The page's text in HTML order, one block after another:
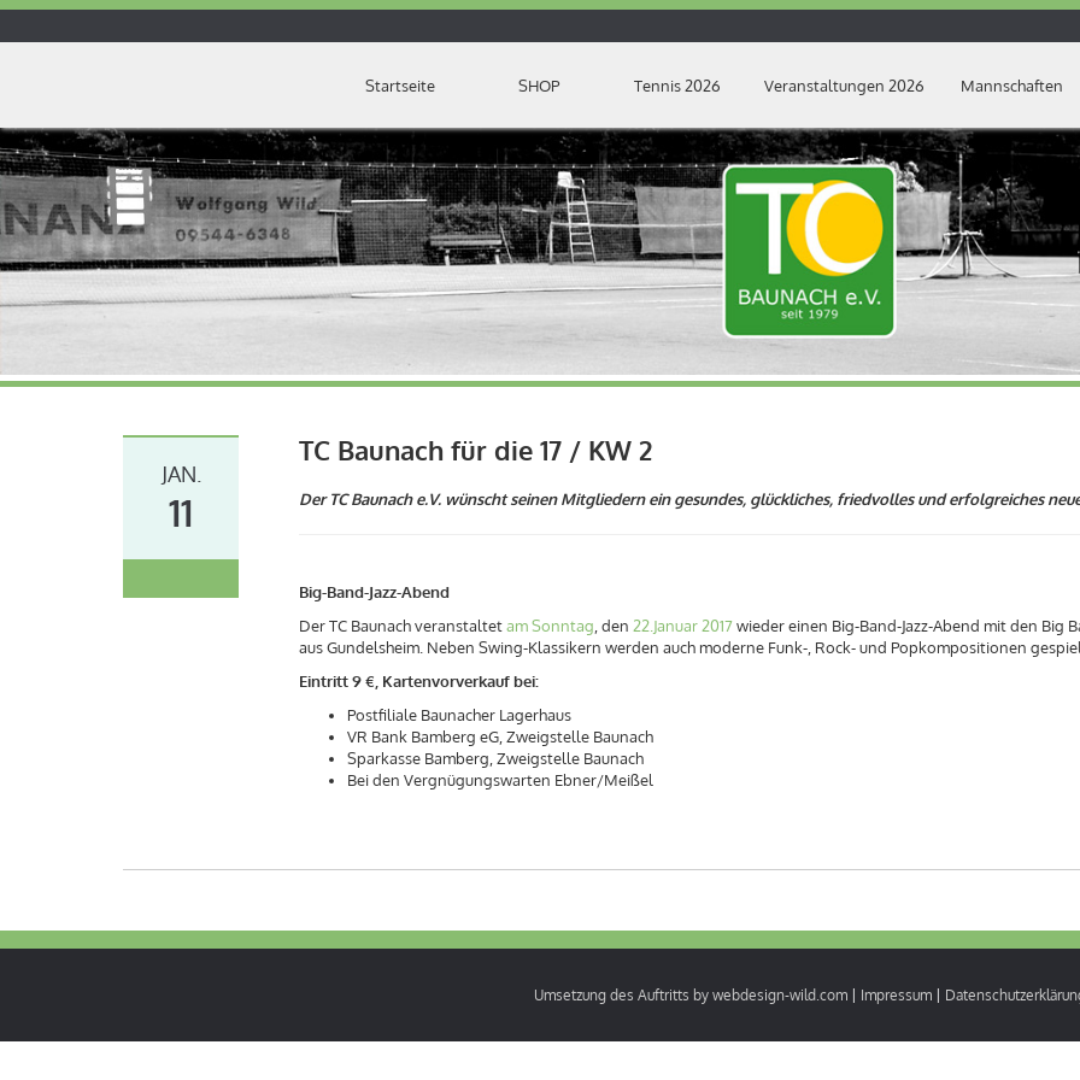
Startseite SHOP Tennis 2026 Veranstaltungen 2026 Mannschaften
JAN.
11
TC Baunach für die 17 / KW 2
Der TC Baunach e.V. wünscht seinen Mitgliedern ein gesundes, glückliches, friedvolles und erfolgreiches
Big-Band-Jazz-Abend
Der TC Baunach veranstaltetam Sonntag , den 22.Januar 2017wieder einen Big-Band-Jazz-Abend mit den Big
aus Gundelsheim. Neben Swing-Klassikern werden auch moderne Funk-, Rock- und Popkompositionen
Eintritt 9 €, Kartenvorverkauf bei:
Postfiliale Baunacher Lagerhaus
VR Bank Bamberg eG, Zweigstelle Baunach
Sparkasse Bamberg, Zweigstelle Baunach
Bei den Vergnügungswarten Ebner/Meißel
Umsetzung des Auftritts by webdesign-wild.com | Impressum |